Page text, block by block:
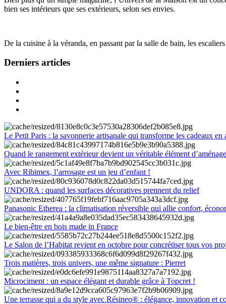
bien ses intérieurs que ses extérieurs, selon ses envies.
De la cuisine à la véranda, en passant par la salle de bain, les
Derniers articles
Le Petit Paris : la savonnerie artisanale qui transforme les cadeaux en
Quand le rangement extérieur devient un véritable élément
Avec Ribimex, l’arrosage est un jeu d’enfant !
UNDORA : quand les surfaces décoratives prennent du relief
Panasonic Etherea : la climatisation réversible qui allie confort,
Le bien-être en bois made in France
Le Salon de l’Habitat revient en octobre pour concrétiser tous vos
Trois matières, trois univers, une même signature : Pierret
Microciment : un espace élégant et durable grâce à Topcret !
Une terrasse qui a du style avec Résineo® : élégance, innovation et